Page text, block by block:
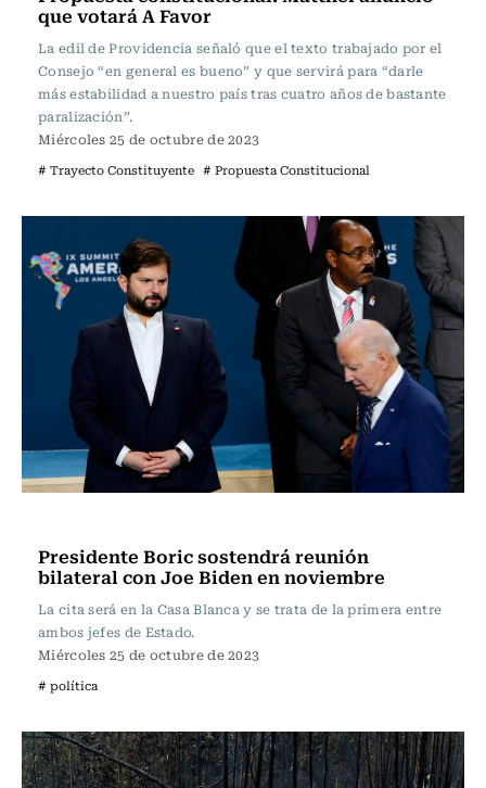
que votará A Favor
La edil de Providencia señaló que el texto trabajado por el
Consejo “en general es bueno” y que servirá para “darle
más estabilidad a nuestro país tras cuatro años de bastante
paralización”.
Miércoles 25 de octubre de 2023
# Trayecto Constituyente # Propuesta Constitucional
Presidente Boric sostendrá reunión
bilateral con Joe Biden en noviembre
La cita será en la Casa Blanca y se trata de la primera entre
ambos jefes de Estado.
Miércoles 25 de octubre de 2023
# política